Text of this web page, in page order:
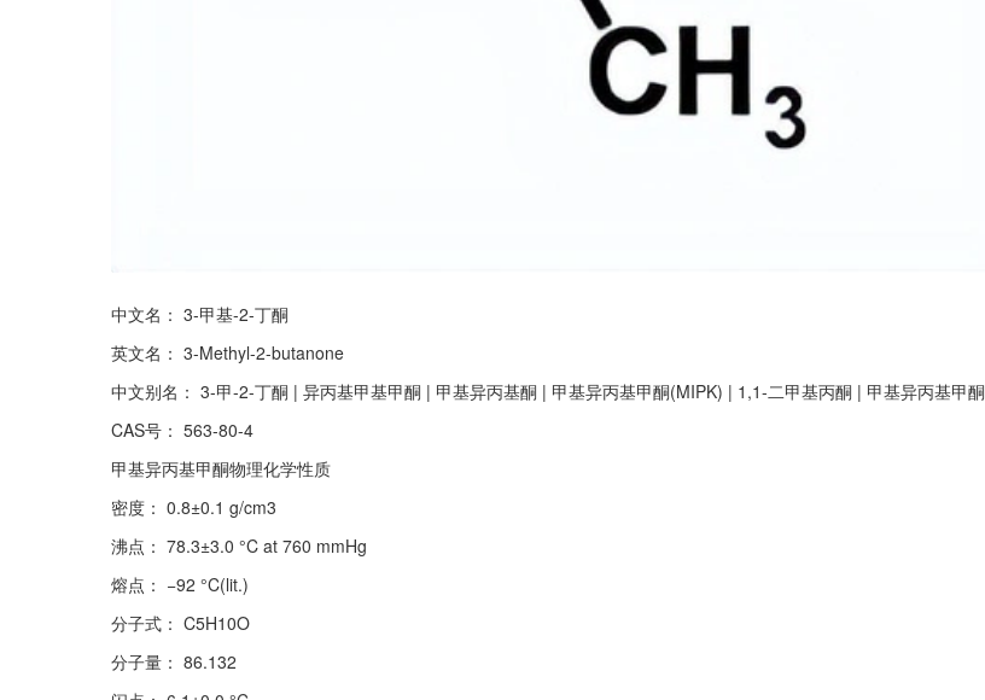
中文名： 3-甲基-2-丁酮
英文名： 3-Methyl-2-butanone
中文别名： 3-甲-2-丁酮 | 异丙基甲基甲酮 | 甲基异丙基酮 | 甲基异丙基甲酮(MIPK) | 1,1-二甲基丙酮 | 甲基异丙基甲酮
CAS号： 563-80-4
甲基异丙基甲酮物理化学性质
密度： 0.8±0.1 g/cm3
沸点： 78.3±3.0 °C at 760 mmHg
熔点： −92 °C(lit.)
分子式： C5H10O
分子量： 86.132